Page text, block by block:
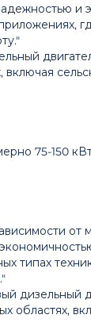
и
75-150
от
типах
дизельный
областях,